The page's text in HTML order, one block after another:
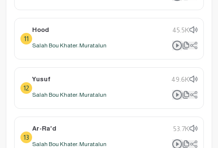
11
Hood 45.5K
Salah Bou Khater: Muratalun
12
Yusuf 49.6K
Salah Bou Khater: Muratalun
13
Ar-Ra'd 53.7K
Salah Bou Khater: Muratalun